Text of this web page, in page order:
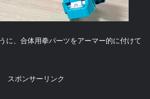
に、合体用拳パーツをアーマー的に付けて
スポンサーリンク